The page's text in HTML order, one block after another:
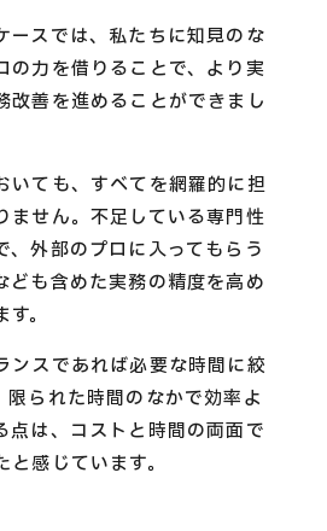
ースでは、私たちに知見のな
の力を借りることで、より実
改善を進めることができまし
いても、すべてを網羅的に担
ません。不足している専門性
、外部のプロに入ってもらう
ども含めた実務の精度を高め
。
ンスであれば必要な時間に絞
限られた時間のなかで効率よ
点は、コストと時間の両面で
感じています。